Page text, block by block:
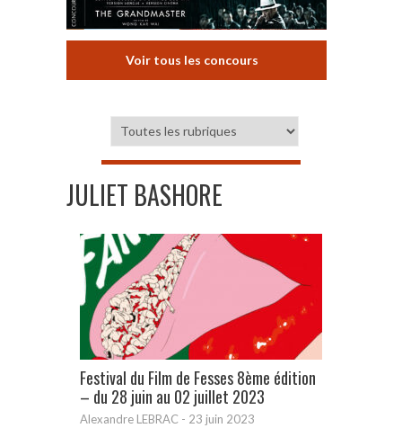
Voir tous les concours
JULIET BASHORE
Festival du Film de Fesses 8ème édition
– du 28 juin au 02 juillet 2023
Alexandre LEBRAC - 23 juin 2023